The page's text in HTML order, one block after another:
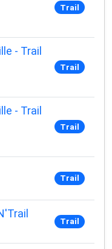
Trail
- Trail
Trail
- Trail
Trail
Trail
Trail